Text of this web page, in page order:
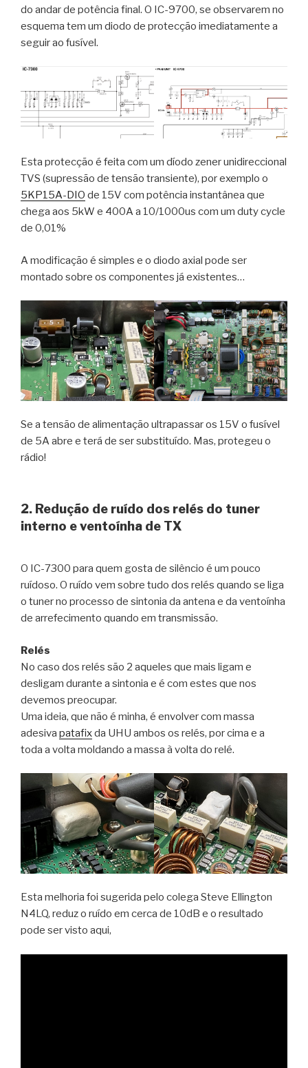
do andar de potência final. O IC-9700, se observarem no
esquema tem um diodo de protecção imediatamente a
seguir ao fusível.
Esta protecção é feita com um díodo zener unidireccional
TVS (supressão de tensão transiente), por exemplo o
5KP15A-DIO de 15V com potência instantânea que
chega aos 5kW e 400A a 10/1000us com um duty cycle
de 0,01%
A modificação é simples e o diodo axial pode ser
montado sobre os componentes já existentes…
Se a tensão de alimentação ultrapassar os 15V o fusível
de 5A abre e terá de ser substituído. Mas, protegeu o
rádio!
2. Redução de ruído dos relés do tuner
interno e ventoínha de TX
O IC-7300 para quem gosta de silêncio é um pouco
ruídoso. O ruído vem sobre tudo dos relés quando se liga
o tuner no processo de sintonia da antena e da ventoínha
de arrefecimento quando em transmissão.
Relés
No caso dos relés são 2 aqueles que mais ligam e
desligam durante a sintonia e é com estes que nos
devemos preocupar.
Uma ideia, que não é minha, é envolver com massa
adesiva patafixda UHU ambos os relés, por cima e a
toda a volta moldando a massa à volta do relé.
Esta melhoria foi sugerida pelo colega Steve Ellington
N4LQ, reduz o ruído em cerca de 10dB e o resultado
pode ser visto aqui,